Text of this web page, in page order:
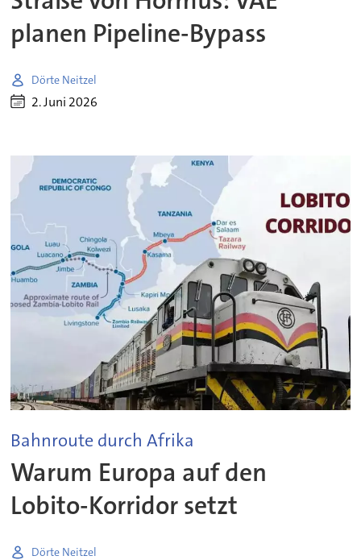
planen Pipeline-Bypass
Dörte Neitzel
2. Juni 2026
Bahnroute durch Afrika
Warum Europa auf den
Lobito-Korridor setzt
Dörte Neitzel